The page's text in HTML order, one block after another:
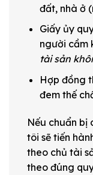
đất, nhà ở
Giấy ủy
người cầm
tài sản
Hợp đồng
đem thế
Nếu chuẩn bị
tôi sẽ tiến
theo chủ tài
theo đúng